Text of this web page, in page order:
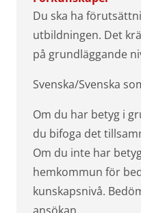
Du ska ha
utbildningen. Det
på grundläggande
Svenska/Svenska
Om du har betyg i
du bifoga det
Om du inte har
hemkommun för
kunskapsnivå.